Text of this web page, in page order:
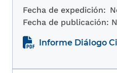
Fecha de expedición:
Fecha de publicación:
Informe Diálogo